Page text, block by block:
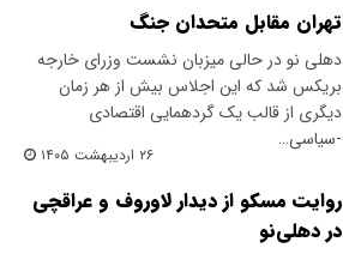
تهران مقابل متحدان جنگ
‌دهلی نو در حالی میزبان نشست وزرای خارجه
بریکس شد که این اجلاس بیش از هر زمان
دیگری از قالب یک گردهمایی اقتصادی
-سیاسی…
۲۶ اردیبهشت ۱۴۰۵
روایت مسکو از دیدار لاوروف و عراقچی
در دهلی‌نو